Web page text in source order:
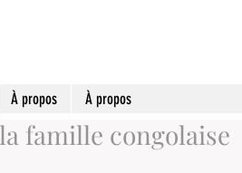
À propos À propos
famille congolaise